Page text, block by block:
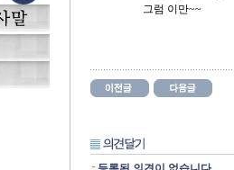
그럼 이만~~